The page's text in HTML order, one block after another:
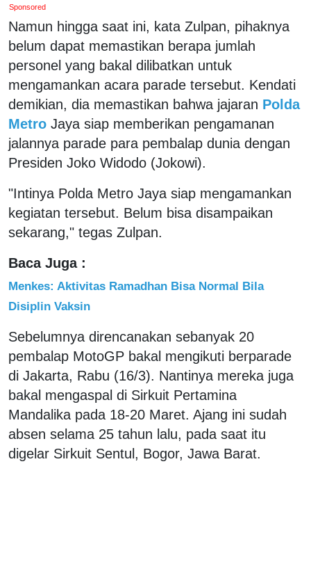
Sponsored
Namun hingga saat ini, kata Zulpan, pihaknya
belum dapat memastikan berapa jumlah
personel yang bakal dilibatkan untuk
mengamankan acara parade tersebut. Kendati
demikian, dia memastikan bahwa jajaran Polda
Metro Jaya siap memberikan pengamanan
jalannya parade para pembalap dunia dengan
Presiden Joko Widodo (Jokowi).
"Intinya Polda Metro Jaya siap mengamankan
kegiatan tersebut. Belum bisa disampaikan
sekarang," tegas Zulpan.
Baca Juga :
Menkes: Aktivitas Ramadhan Bisa Normal Bila
Disiplin Vaksin
Sebelumnya direncanakan sebanyak 20
pembalap MotoGP bakal mengikuti berparade
di Jakarta, Rabu (16/3). Nantinya mereka juga
bakal mengaspal di Sirkuit Pertamina
Mandalika pada 18-20 Maret. Ajang ini sudah
absen selama 25 tahun lalu, pada saat itu
digelar Sirkuit Sentul, Bogor, Jawa Barat.